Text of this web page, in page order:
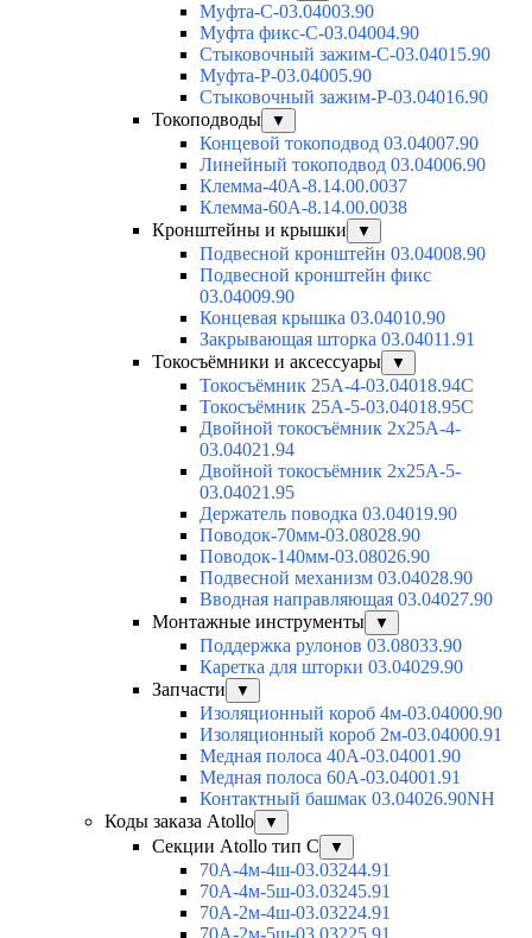
Муфта-С-03.04003.90
Муфта фикс-С-03.04004.90
Стыковочный зажим-С-03.04015.90
Муфта-Р-03.04005.90
Стыковочный зажим-Р-03.04016.90
Токоподводы
▼
Концевой токоподвод 03.04007.90
Линейный токоподвод 03.04006.90
Клемма-40А-8.14.00.0037
Клемма-60А-8.14.00.0038
Кронштейны и крышки
▼
Подвесной кронштейн 03.04008.90
Подвесной кронштейн фикс
03.04009.90
Концевая крышка 03.04010.90
Закрывающая шторка 03.04011.91
Токосъёмники и аксессуары
▼
Токосъёмник 25А-4-03.04018.94C
Токосъёмник 25А-5-03.04018.95C
Двойной токосъёмник 2х25А-4-
03.04021.94
Двойной токосъёмник 2х25А-5-
03.04021.95
Держатель поводка 03.04019.90
Поводок-70мм-03.08028.90
Поводок-140мм-03.08026.90
Подвесной механизм 03.04028.90
Вводная направляющая 03.04027.90
Монтажные инструменты
▼
Поддержка рулонов 03.08033.90
Каретка для шторки 03.04029.90
Запчасти
▼
Изоляционный короб 4м-03.04000.90
Изоляционный короб 2м-03.04000.91
Медная полоса 40А-03.04001.90
Медная полоса 60А-03.04001.91
Контактный башмак 03.04026.90NH
Коды заказа Atollo
▼
Секции Atollo тип С ▼
70А-4м-4ш-03.03244.91
70А-4м-5ш-03.03245.91
70А-2м-4ш-03.03224.91